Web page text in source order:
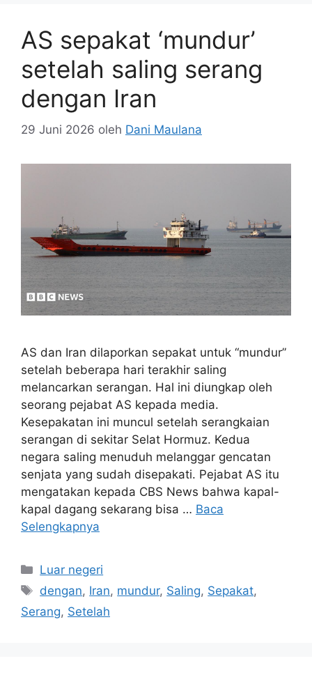
AS sepakat ‘mundur’
setelah saling serang
dengan Iran
29 Juni 2026 oleh Dani Maulana
AS dan Iran dilaporkan sepakat untuk “mundur”
setelah beberapa hari terakhir saling
melancarkan serangan. Hal ini diungkap oleh
seorang pejabat AS kepada media.
Kesepakatan ini muncul setelah serangkaian
serangan di sekitar Selat Hormuz. Kedua
negara saling menuduh melanggar gencatan
senjata yang sudah disepakati. Pejabat AS itu
mengatakan kepada CBS News bahwa kapal-
kapal dagang sekarang bisa … Baca
Selengkapnya
Kategori
Luar negeri
Tag
dengan, Iran, mundur, Saling, Sepakat,
Serang, Setelah